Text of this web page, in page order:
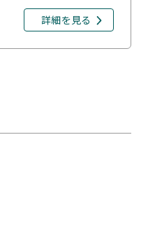
詳細を見る